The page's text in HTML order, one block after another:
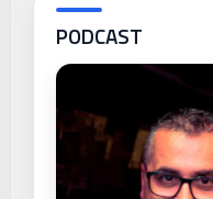
PODCAST